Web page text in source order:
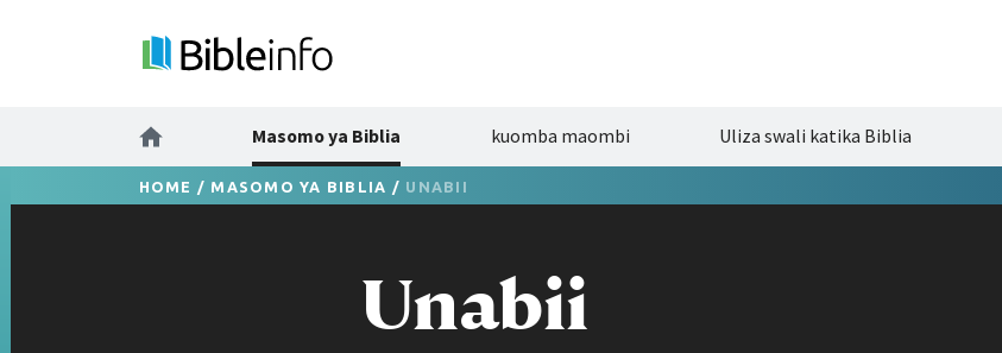
Masomo ya Biblia kuomba maombi Uliza swali katika Biblia
HOME / MASOMO YA BIBLIA / UNABII
Unabii